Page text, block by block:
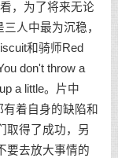
，为了将来无论
人中最为沉稳，
和骑师Red
don't throw a
a little。片中
着自身的缺陷和
取得了成功，另
要去放大事情的